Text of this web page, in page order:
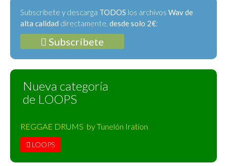
Subscríbete y descarga TODOS los archivos Wav de
alta calidad directamente, desde solo 2€:
Subscríbete
Nueva categoría
de LOOPS
REGGAE DRUMS by Tunelón Iration
LOOPS